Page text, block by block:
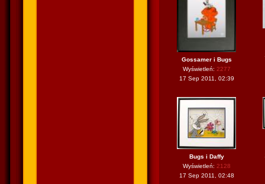
Gossamer i Bugs
Wyświetleń: 2277
17 Sep 2011, 02:39
Bugs i Daffy
Wyświetleń: 2128
17 Sep 2011, 02:48